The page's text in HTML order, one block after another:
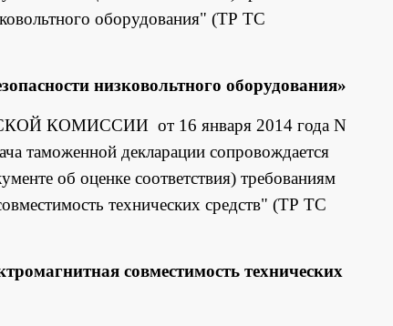
оборудования" (ТР ТС
низковольтного оборудования»
КОМИССИИ от 16 января 2014 года N
таможенной декларации сопровождается
об оценке соответствия) требованиям
технических средств" (ТР ТС
совместимость технических